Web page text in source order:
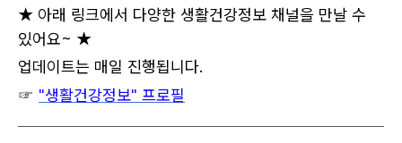
★ 아래 링크에서 다양한 생활건강정보 채널을 만날 수
있어요~ ★
업데이트는 매일 진행됩니다.
☞ "생활건강정보" 프로필